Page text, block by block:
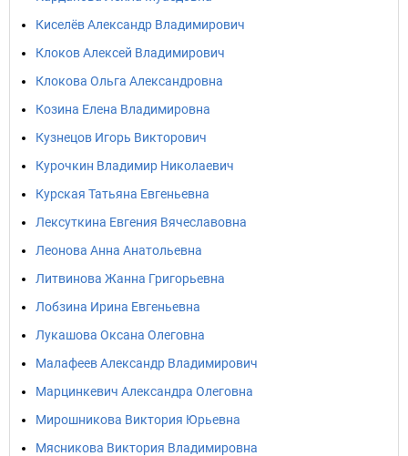
Киселёв Александр Владимирович
Клоков Алексей Владимирович
Клокова Ольга Александровна
Козина Елена Владимировна
Кузнецов Игорь Викторович
Курочкин Владимир Николаевич
Курская Татьяна Евгеньевна
Лексуткина Евгения Вячеславовна
Леонова Анна Анатольевна
Литвинова Жанна Григорьевна
Лобзина Ирина Евгеньевна
Лукашова Оксана Олеговна
Малафеев Александр Владимирович
Марцинкевич Александра Олеговна
Мирошникова Виктория Юрьевна
Мясникова Виктория Владимировна